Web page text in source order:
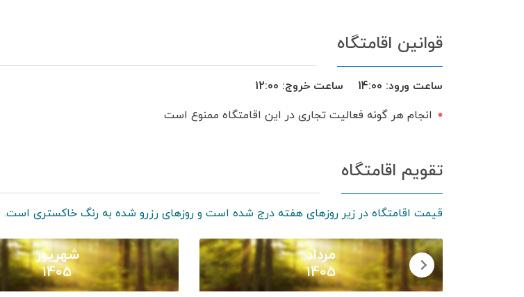
قوانین اقامتگاه
ساعت ورود: 14:00 ساعت خروج: 12:00
انجام هر گونه فعالیت تجاری در این اقامتگاه ممنوع است
تقویم اقامتگاه
قیمت اقامتگاه در زیر روزهای هفته درج شده است و روزهای رزرو شده به رنگ خاکستری است.
مرداد
1405
شهریور
1405